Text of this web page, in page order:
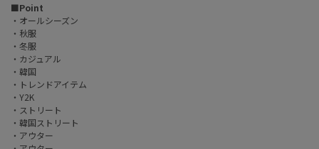
■Point
・オールシーズン
・秋服
・冬服
・カジュアル
・韓国
・トレンドアイテム
・Y2K
・ストリート
・韓国ストリート
・アウター